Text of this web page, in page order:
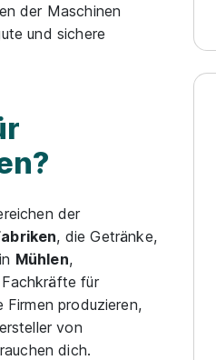
der Maschinen
und sichere
der
, die Getränke,
Mühlen,
für
produzieren,
von
dich.